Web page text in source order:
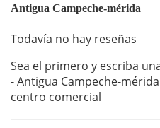
Antigua Campeche-mérida
Todavía no hay reseñas
Sea el primero y escriba
- Antigua Campeche-
centro comercial